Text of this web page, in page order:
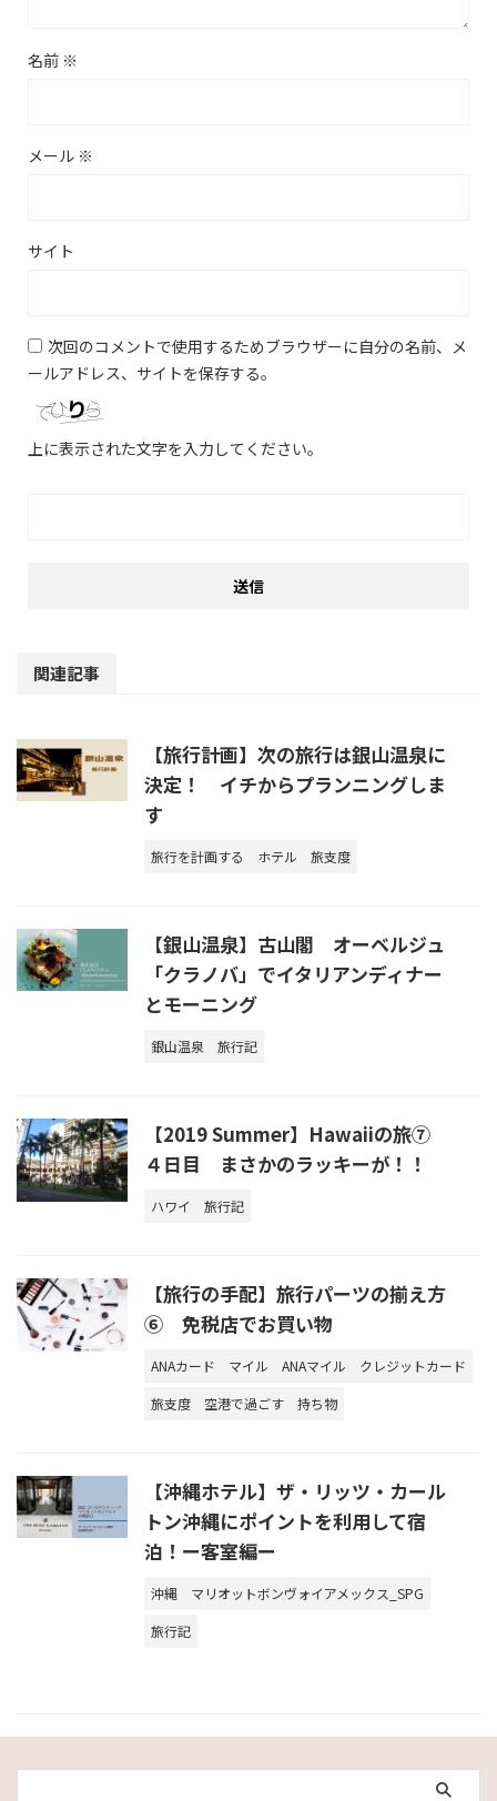
名前 ※
メール ※
サイト
次回のコメントで使用するためブラウザーに自分の名前、メ
ールアドレス、サイトを保存する。
上に表示された文字を入力してください。
関連記事
【旅行計画】次の旅行は銀山温泉に
決定！ イチからプランニングしま
す
旅行を計画する ホテル 旅支度
【銀山温泉】古山閣 オーベルジュ
「クラノバ」でイタリアンディナー
とモーニング
銀山温泉 旅行記
【2019 Summer】Hawaiiの旅⑦
４日目 まさかのラッキーが！！
ハワイ 旅行記
【旅行の手配】旅行パーツの揃え方
⑥ 免税店でお買い物
ANAカード マイル ANAマイル
クレジットカード
旅支度
空港で過ごす 持ち物
【沖縄ホテル】ザ・リッツ・カール
トン沖縄にポイントを利用して宿
泊！ー客室編ー
沖縄
マリオットボンヴォイアメックス_SPG
旅行記